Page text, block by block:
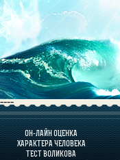
----
ОН-ЛАЙН ОЦЕНКА
ХАРАКТЕРА ЧЕЛОВЕКА
ТЕСТ ВОЛИКОВА